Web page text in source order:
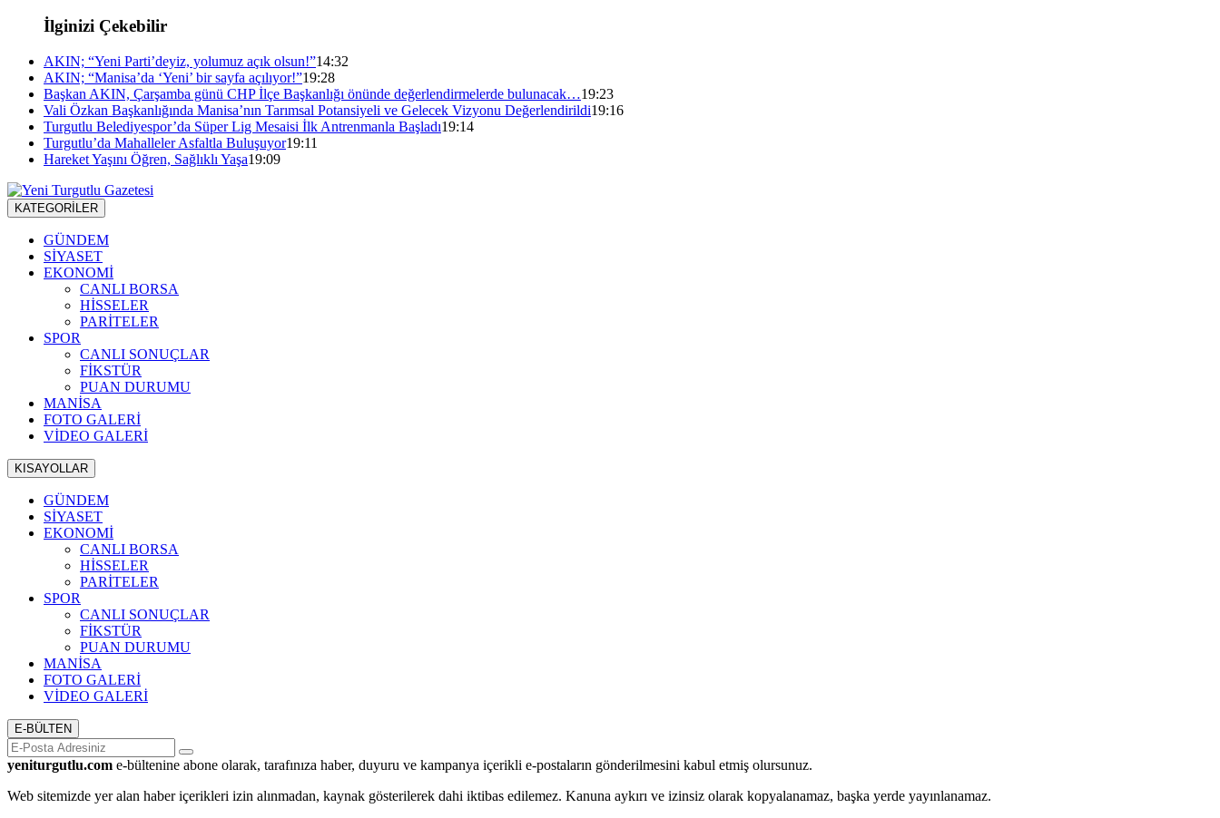
İlginizi Çekebilir
AKIN; “Yeni Parti’deyiz, yolumuz açık olsun!”14:32
AKIN; “Manisa’da ‘Yeni’ bir sayfa açılıyor!”19:28
Başkan AKIN, Çarşamba günü CHP İlçe Başkanlığı önünde değerlendirmelerde bulunacak…19:23
Vali Özkan Başkanlığında Manisa’nın Tarımsal Potansiyeli ve Gelecek Vizyonu Değerlendirildi19:16
Turgutlu Belediyespor’da Süper Lig Mesaisi İlk Antrenmanla Başladı19:14
Turgutlu’da Mahalleler Asfaltla Buluşuyor19:11
Hareket Yaşını Öğren, Sağlıklı Yaşa19:09
KATEGORİLER
GÜNDEM
SİYASET
EKONOMİ
CANLI BORSA
HİSSELER
PARİTELER
SPOR
CANLI SONUÇLAR
FİKSTÜR
PUAN DURUMU
MANİSA
FOTO GALERİ
VİDEO GALERİ
KISAYOLLAR
GÜNDEM
SİYASET
EKONOMİ
CANLI BORSA
HİSSELER
PARİTELER
SPOR
CANLI SONUÇLAR
FİKSTÜR
PUAN DURUMU
MANİSA
FOTO GALERİ
VİDEO GALERİ
E-BÜLTEN
yeniturgutlu.com e-bültenine abone olarak, tarafınıza haber, duyuru ve kampanya içerikli e-postaların gönderilmesini kabul etmiş olursunuz.
Web sitemizde yer alan haber içerikleri izin alınmadan, kaynak gösterilerek dahi iktibas edilemez. Kanuna aykırı ve izinsiz olarak kopyalanamaz, başka yerde yayınlanamaz.